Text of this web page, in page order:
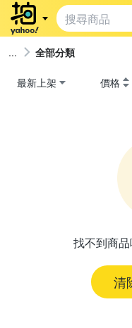
全部分類
最新上架 價格
找不到商
清